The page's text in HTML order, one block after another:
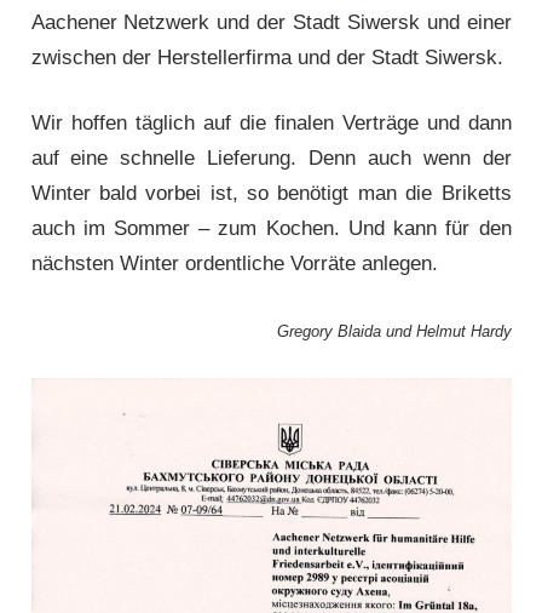
Aachener Netzwerk und der Stadt Siwersk und einer
zwischen der Herstellerfirma und der Stadt Siwersk.
Wir hoffen täglich auf die finalen Verträge und dann
auf eine schnelle Lieferung. Denn auch wenn der
Winter bald vorbei ist, so benötigt man die Briketts
auch im Sommer – zum Kochen. Und kann für den
nächsten Winter ordentliche Vorräte anlegen.
Gregory Blaida und Helmut Hardy